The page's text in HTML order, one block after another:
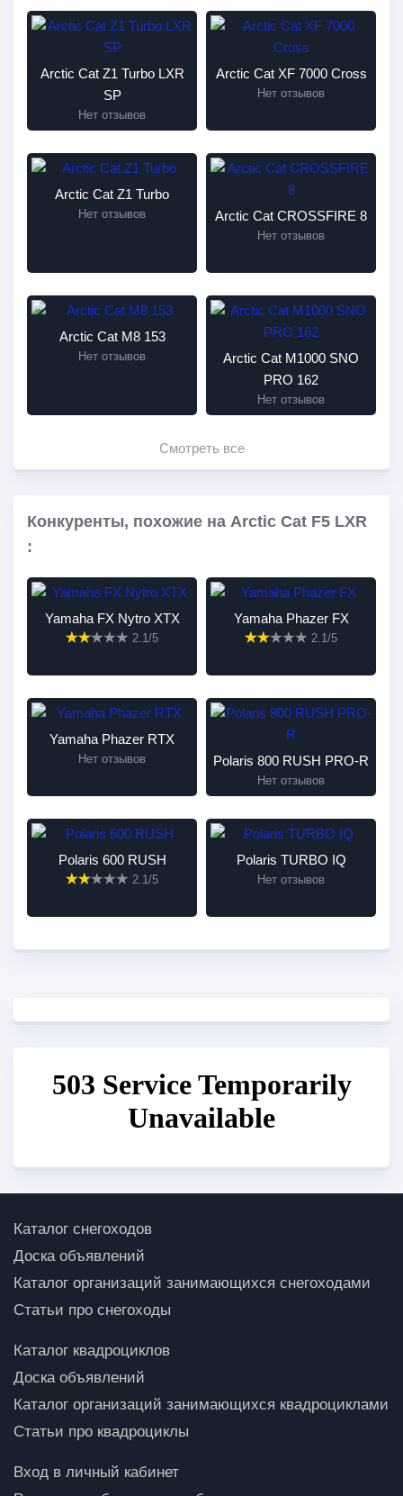
Arctic Cat Z1 Turbo LXR
SP
Нет отзывов
Arctic Cat XF 7000 Cross
Нет отзывов
Arctic Cat Z1 Turbo
Нет отзывов Arctic Cat CROSSFIRE 8
Нет отзывов
Arctic Cat M8 153
Нет отзывов
Arctic Cat M1000 SNO
PRO 162
Нет отзывов
Смотреть все
Конкуренты, похожие на Arctic Cat F5 LXR
:
Yamaha FX Nytro XTX
2.1/5
Yamaha Phazer FX
2.1/5
Yamaha Phazer RTX
Нет отзывов Polaris 800 RUSH PRO-R
Нет отзывов
Polaris 600 RUSH
2.1/5
Polaris TURBO IQ
Нет отзывов
Каталог снегоходов
Доска объявлений
Каталог организаций занимающихся снегоходами
Статьи про снегоходы
Каталог квадроциклов
Доска объявлений
Каталог организаций занимающихся квадроциклами
Статьи про квадроциклы
Вход в личный кабинет